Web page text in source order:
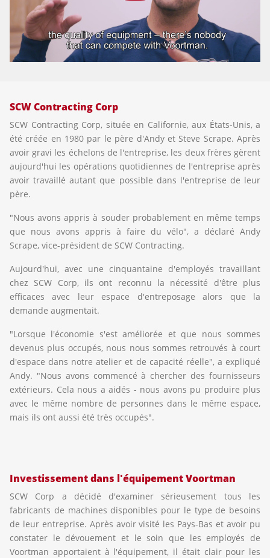
SCW Contracting Corp
SCW Contracting Corp, située en Californie, aux États-Unis, a
été créée en 1980 par le père d'Andy et Steve Scrape. Après
avoir gravi les échelons de l'entreprise, les deux frères gèrent
aujourd'hui les opérations quotidiennes de l'entreprise après
avoir travaillé autant que possible dans l'entreprise de leur
père.
"Nous avons appris à souder probablement en même temps
que nous avons appris à faire du vélo", a déclaré Andy
Scrape, vice-président de SCW Contracting.
Aujourd'hui, avec une cinquantaine d'employés travaillant
chez SCW Corp, ils ont reconnu la nécessité d'être plus
efficaces avec leur espace d'entreposage alors que la
demande augmentait.
"Lorsque l'économie s'est améliorée et que nous sommes
devenus plus occupés, nous nous sommes retrouvés à court
d'espace dans notre atelier et de capacité réelle", a expliqué
Andy. "Nous avons commencé à chercher des fournisseurs
extérieurs. Cela nous a aidés - nous avons pu produire plus
avec le même nombre de personnes dans le même espace,
mais ils ont aussi été très occupés".
Investissement dans l'équipement Voortman
SCW Corp a décidé d'examiner sérieusement tous les
fabricants de machines disponibles pour le type de besoins
de leur entreprise. Après avoir visité les Pays-Bas et avoir pu
constater le dévouement et le soin que les employés de
Voortman apportaient à l'équipement, il était clair pour les